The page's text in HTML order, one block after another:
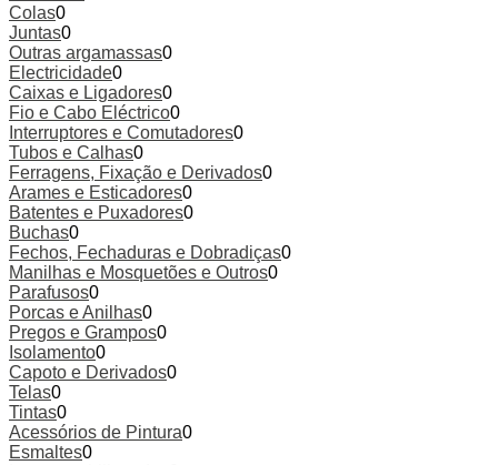
Colas0
Juntas0
Outras argamassas0
Electricidade0
Caixas e Ligadores0
Fio e Cabo Eléctrico0
Interruptores e Comutadores0
Tubos e Calhas0
Ferragens, Fixação e Derivados0
Arames e Esticadores0
Batentes e Puxadores0
Buchas0
Fechos, Fechaduras e Dobradiças0
Manilhas e Mosquetões e Outros0
Parafusos0
Porcas e Anilhas0
Pregos e Grampos0
Isolamento0
Capoto e Derivados0
Telas0
Tintas0
Acessórios de Pintura0
Esmaltes0